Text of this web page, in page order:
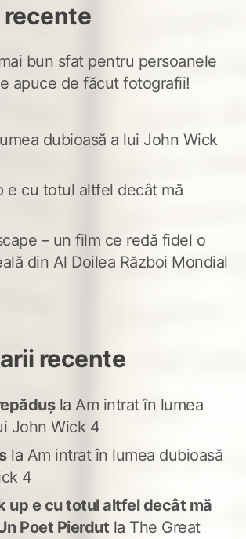
bun sfat pentru persoanele
apuce de făcut fotografii!
dubioasă a lui John Wick
e cu totul altfel decât mă
– un film ce redă fidel o
din Al Doilea Război Mondial
recente
la Am intrat în lumea
John Wick 4
la Am intrat în lumea dubioasă
4
up e cu totul altfel decât mă
Poet Pierdut la The Great